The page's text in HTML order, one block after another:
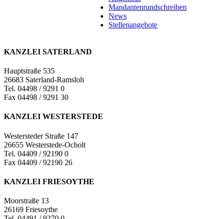
Mandantenrundschreiben
News
Stellenangebote
KANZLEI SATERLAND
Hauptstraße 535
26683 Saterland-Ramsloh
Tel. 04498 / 9291 0
Fax 04498 / 9291 30
KANZLEI WESTERSTEDE
Westersteder Straße 147
26655 Westerstede-Ocholt
Tel. 04409 / 92190 0
Fax 04409 / 92190 26
KANZLEI FRIESOYTHE
Moorstraße 13
26169 Friesoythe